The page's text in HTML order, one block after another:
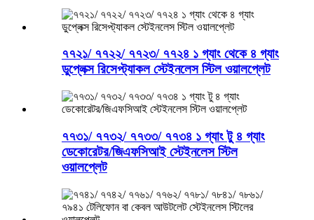
৭৭২১/ ৭৭২২/ ৭৭২৩/ ৭৭২৪ ১ গ্যাং থেকে ৪ গ্যাং
ডুপ্লেক্স রিসেপ্ট্যাকল স্টেইনলেস স্টিল ওয়ালপ্লেট
৭৭৩১/ ৭৭৩২/ ৭৭৩৩/ ৭৭৩৪ ১ গ্যাং টু ৪ গ্যাং
ডেকোরেটর/জিএফসিআই স্টেইনলেস স্টিল
ওয়ালপ্লেট